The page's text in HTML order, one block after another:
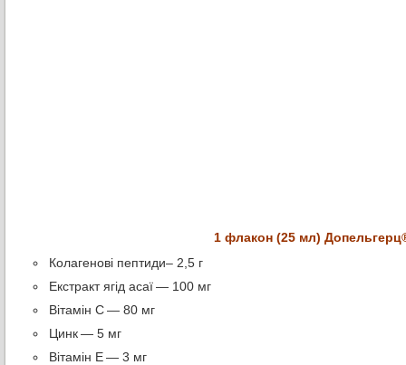
1 флакон (25 мл)
Колагенові пептиди– 2,5 г
Екстракт ягід асаї — 100 мг
Вітамін С — 80 мг
Цинк — 5 мг
Вітамін Е — 3 мг